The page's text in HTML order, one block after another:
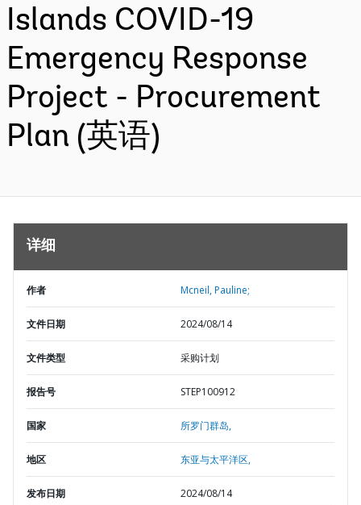
Islands COVID-19
Emergency Response
Project - Procurement
Plan (英语)
详细
作者 Mcneil, Pauline;
文件日期 2024/08/14
文件类型 采购计划
报告号 STEP100912
国家 所罗门群岛,
地区 东亚与太平洋区,
发布日期 2024/08/14